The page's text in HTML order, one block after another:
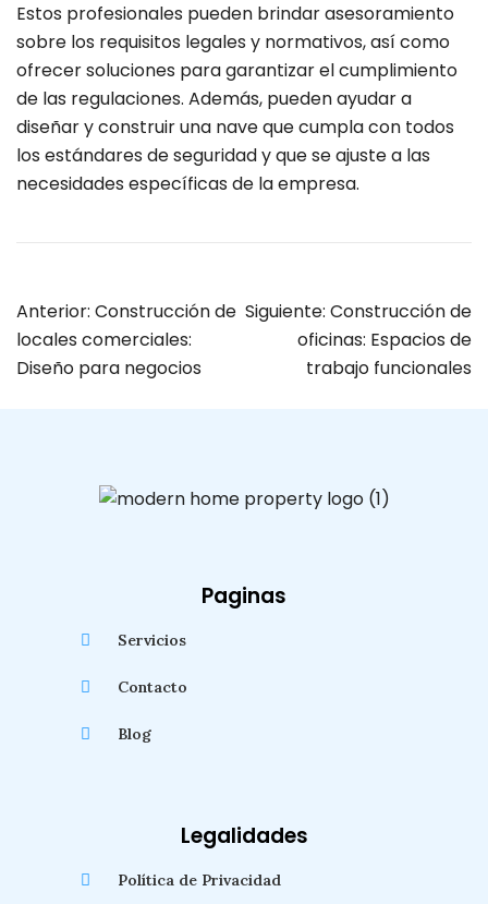
Estos profesionales pueden brindar asesoramiento
sobre los requisitos legales y normativos, así como
ofrecer soluciones para garantizar el cumplimiento
de las regulaciones. Además, pueden ayudar a
diseñar y construir una nave que cumpla con todos
los estándares de seguridad y que se ajuste a las
necesidades específicas de la empresa.
Anterior: Construcción de
locales comerciales:
Diseño para negocios
Siguiente: Construcción de
oficinas: Espacios de
trabajo funcionales
Paginas
Servicios
Contacto
Blog
Legalidades
Política de Privacidad